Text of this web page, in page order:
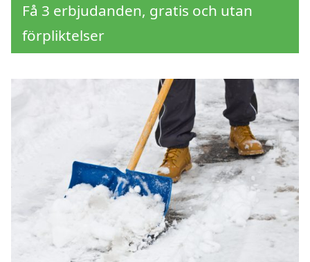
Få 3 erbjudanden, gratis och utan
förpliktelser